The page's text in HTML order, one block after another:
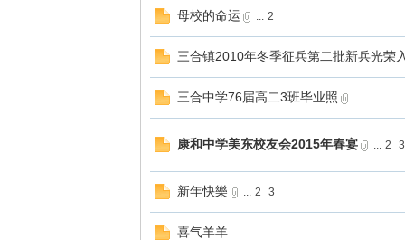
母校的命运 ... 2
三合镇2010年冬季征兵第二批新兵光荣
三合中学76届高二3班毕业照
康和中学美东校友会2015年春宴 ... 2 3
新年快樂 ... 2 3
喜气羊羊